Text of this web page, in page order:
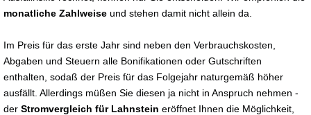
monatliche Zahlweise und stehen damit nicht allein da.
Im Preis für das erste Jahr sind neben den Verbrauchskosten,
Abgaben und Steuern alle Bonifikationen oder Gutschriften
enthalten, sodaß der Preis für das Folgejahr naturgemäß höher
ausfällt. Allerdings müßen Sie diesen ja nicht in Anspruch nehmen -
der Stromvergleich für Lahnstein eröffnet Ihnen die Möglichkeit,